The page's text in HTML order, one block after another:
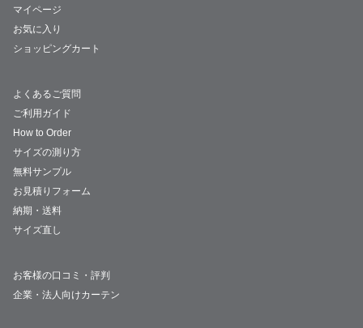
マイページ
お気に入り
ショッピングカート
よくあるご質問
ご利用ガイド
How to Order
サイズの測り方
無料サンプル
お見積りフォーム
納期・送料
サイズ直し
お客様の口コミ・評判
企業・法人向けカーテン